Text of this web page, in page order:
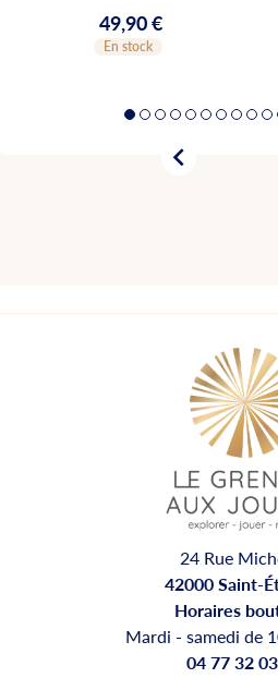

Prix
49,90 €
En stock
24 Rue
42000 Saint-
Horaires
Mardi - samedi de
04 77 32